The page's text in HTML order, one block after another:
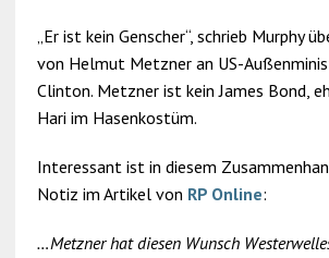
„Er ist kein Genscher“, schrieb Murphy
von Helmut Metzner an US-
Clinton. Metzner ist kein James Bond,
Hari im Hasenkostüm.
Interessant ist in diesem
Notiz im Artikel von RP Online:
…Metzner hat diesen Wunsch